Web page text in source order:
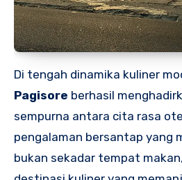
Di tengah dinamika kuliner
Pagisore berhasil
sempurna antara cita rasa
pengalaman bersantap yang
bukan sekadar tempat